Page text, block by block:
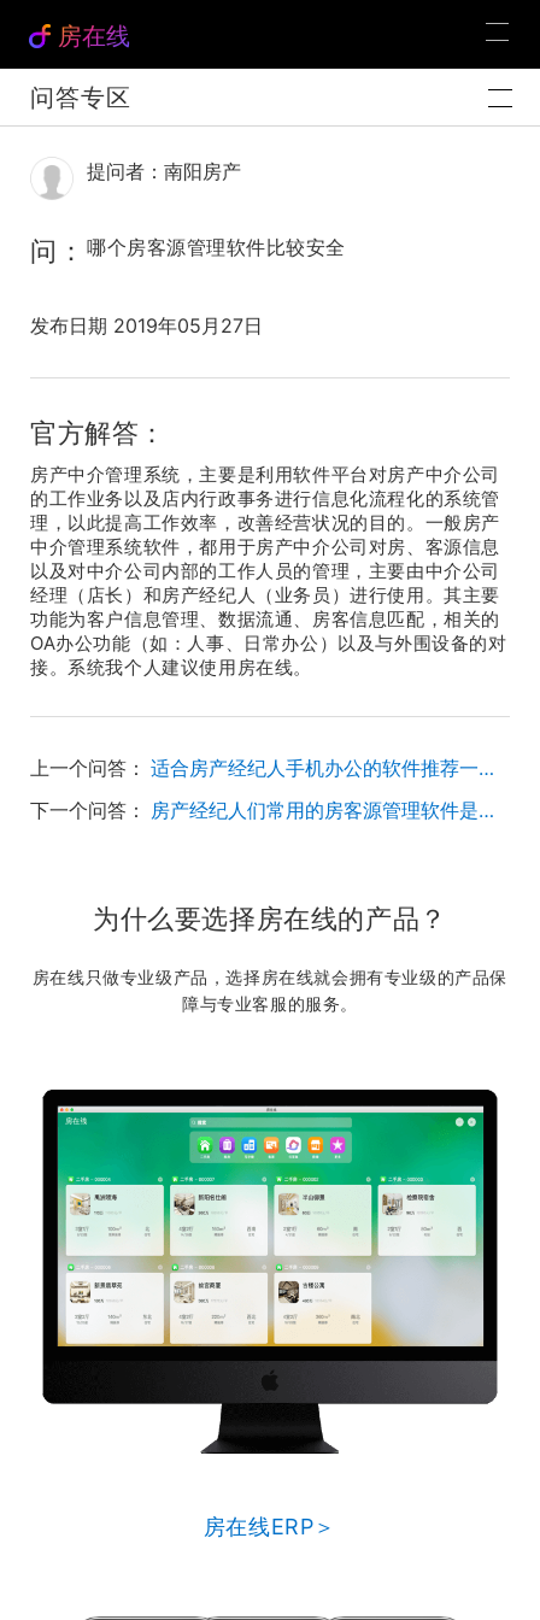
房在线
问答专区
提问者：南阳房产
问： 哪个房客源管理软件比较安全
发布日期 2019年05月27日
官方解答：
房产中介管理系统，主要是利用软件平台对房产中介公司
的工作业务以及店内行政事务进行信息化流程化的系统管
理，以此提高工作效率，改善经营状况的目的。一般房产
中介管理系统软件，都用于房产中介公司对房、客源信息
以及对中介公司内部的工作人员的管理，主要由中介公司
经理（店长）和房产经纪人（业务员）进行使用。其主要
功能为客户信息管理、数据流通、房客信息匹配，相关的
OA办公功能（如：人事、日常办公）以及与外围设备的对
接。系统我个人建议使用房在线。
上一个问答：
适合房产经纪人手机办公的软件推荐一下。
下一个问答：
房产经纪人们常用的房客源管理软件是什么,优势是什么?
为什么要选择房在线的产品？
房在线只做专业级产品，选择房在线就会拥有专业级的产品保
障与专业客服的服务。
房在线ERP＞